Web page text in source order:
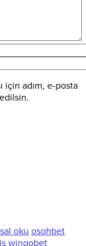
için adım, e-posta
oku osohbet
wingobet